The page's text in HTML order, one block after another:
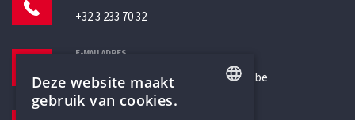
+32 3 233 70 32
E-MAILADRES
secretariaat@humanistischverbond.be
Deze website maakt
gebruik van cookies.